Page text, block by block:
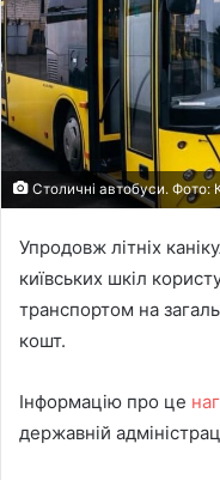
Столичні автобуси. Фото:
Упродовж літніх
київських шкіл
транспортом на
кошт.
Інформацію про це
державній